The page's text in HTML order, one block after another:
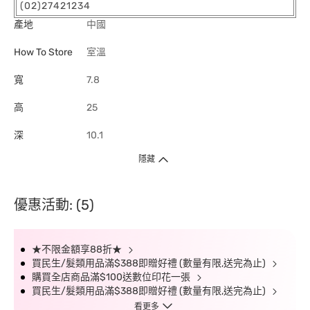
(02)27421234
產地
中國
How To Store 室溫
寬 7.8
高 25
深 10.1
隱藏
優惠活動: (5)
★不限金額享88折★
買民生/髮類用品滿$388即贈好禮 (數量有限,送完為止)
購買全店商品滿$100送數位印花一張
買民生/髮類用品滿$388即贈好禮 (數量有限,送完為止)
看更多